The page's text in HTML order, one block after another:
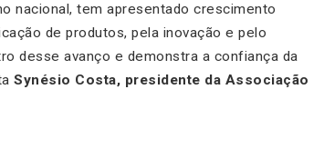
nacional, tem apresentado crescimento
de produtos, pela inovação e pelo
desse avanço e demonstra a confiança da
Synésio Costa, presidente da Associação